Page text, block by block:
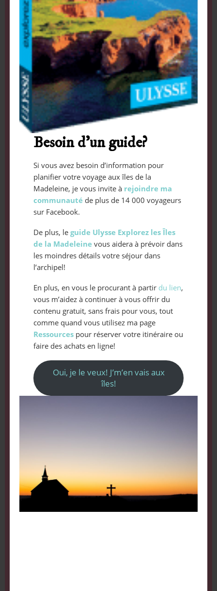
Besoin d’un guide?
Si vous avez besoin d’information pour
planifier votre voyage aux îles de la
Madeleine, je vous invite à rejoindre ma
communauté de plus de 14 000 voyageurs
sur Facebook.
De plus, leguide Ulysse Explorez les Îles
de la Madeleine vous aidera à prévoir dans
les moindres détails votre séjour dans
l’archipel!
En plus, en vous le procurant à partir du lien,
vous m’aidez à continuer à vous offrir du
contenu gratuit, sans frais pour vous, tout
comme quand vous utilisez ma page
Ressources pour réserver votre itinéraire ou
faire des achats en ligne!
Oui, je le veux! J’m’en vais aux
îles!